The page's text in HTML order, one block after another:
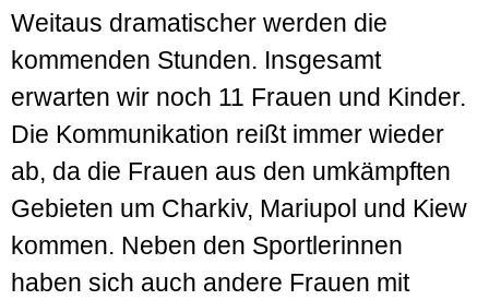
Weitaus dramatischer werden die
kommenden Stunden. Insgesamt
erwarten wir noch 11 Frauen und Kinder.
Die Kommunikation reißt immer wieder
ab, da die Frauen aus den umkämpften
Gebieten um Charkiv, Mariupol und Kiew
kommen. Neben den Sportlerinnen
haben sich auch andere Frauen mit